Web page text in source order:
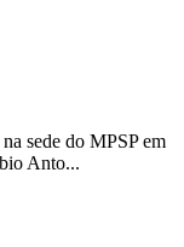
sede do MPSP em
Anto...